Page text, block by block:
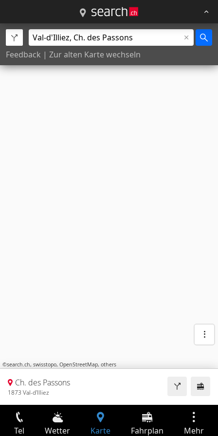
Feedback | Zur alten Karte wechseln
©search.ch, swisstopo, OpenStreetMap, others
Ch. des Passons
1873 Val-d'Illiez
Tel Wetter Karte Fahrplan Mehr